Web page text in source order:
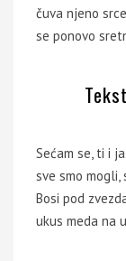
čuva njeno
se ponovo
Sećam se, ti i ja
sve smo mogli,
Bosi pod
ukus meda na